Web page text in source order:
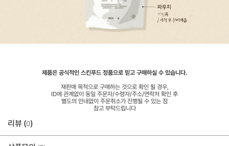
제품은 공식적인 스킨푸드 정품으로 믿고 구매하실 수 있습니다.
재판매 목적으로 구매하는 것으로 확인 될 경우,
ID에 관계없이 동일 주문자/수령자/주소/연락처 확인 후
별도의 안내없이 주문취소가 진행될 수 있는 점
참고 부탁드립니다
리뷰 (0)